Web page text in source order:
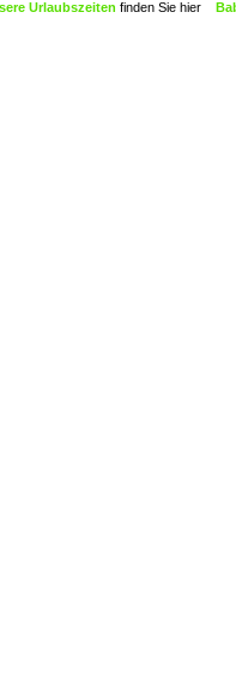
Urlaubszeitenfinden Sie hier